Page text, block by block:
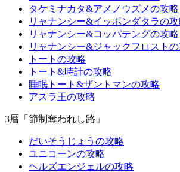
タケミナカタ&アメノウズメの攻略
リャナンシー&イッポンダタラの攻
リャナンシー&コッパテングの攻略
リャナンシー&ジャックフロスト
トートの攻略
トート&時計の攻略
睡眠トート&ザントマンの攻略
アスラ王の攻略
3層「節制奪われし路」
だいそうじょうの攻略
ユニコーンの攻略
ヘルズエンジェルの攻略